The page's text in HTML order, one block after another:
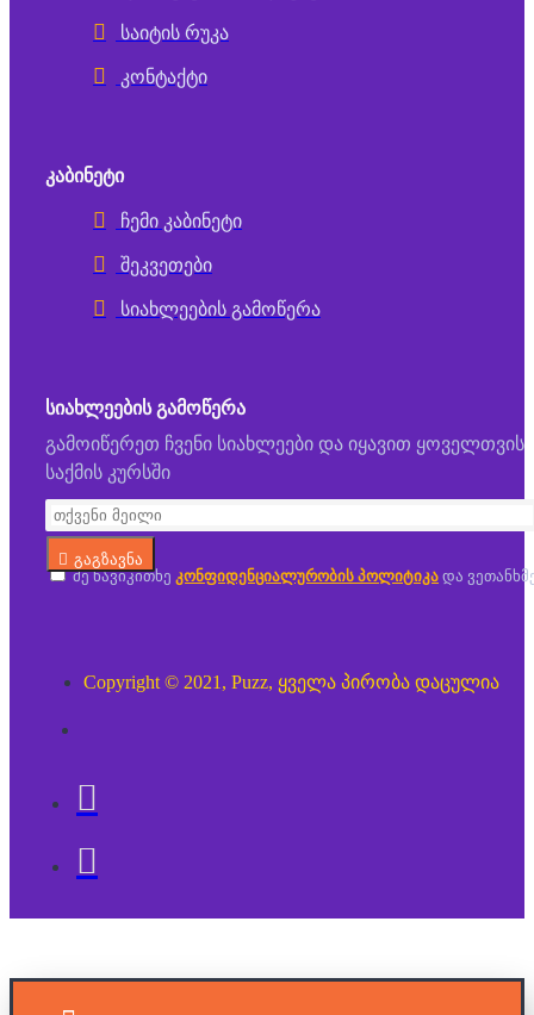
საიტის რუკა
კონტაქტი
ᲙᲐᲑᲘᲜᲔᲢᲘ
ჩემი კაბინეტი
შეკვეთები
სიახლეების გამოწერა
ᲡᲘᲐᲮᲚᲔᲔᲑᲘᲡ ᲒᲐᲛᲝᲬᲔᲠᲐ
გამოიწერეთ ჩვენი სიახლეები და იყავით ყოველთვის
საქმის კურსში
გაგზავნა
მე წავიკითხე კონფიდენციალურობის პოლიტიკა და
Copyright © 2021, Puzz, ყველა პირობა დაცულია